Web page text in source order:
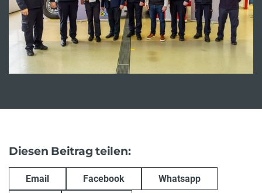
Diesen Beitrag teilen:
Email Facebook Whatsapp